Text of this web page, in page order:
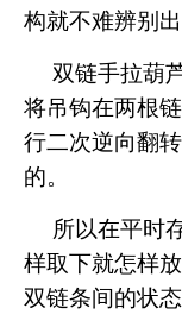
构就不难辨别出
双链手拉葫
将吊钩在两根
行二次逆向翻
的。
所以在平时
样取下就怎样
双链条间的状